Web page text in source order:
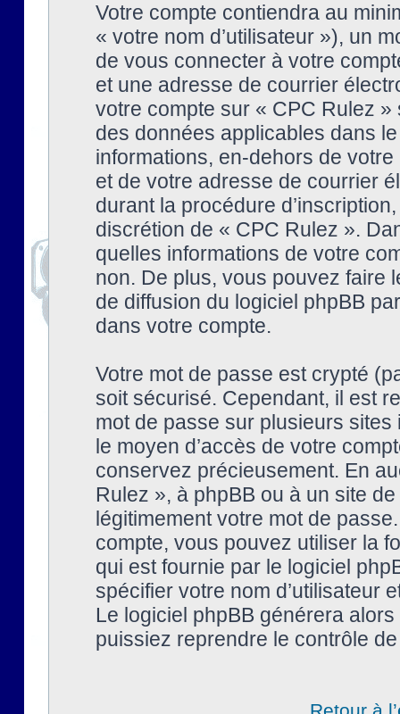
Votre compte contiendra au
« votre nom d’utilisateur »), un
de vous connecter à votre
et une adresse de courrier
votre compte sur « CPC Rulez
des données applicables dans
informations, en-dehors de
et de votre adresse de courrier
durant la procédure
discrétion de « CPC Rulez ».
quelles informations de votre
non. De plus, vous pouvez faire
de diffusion du logiciel phpBB
dans votre compte.
Votre mot de passe est crypté
soit sécurisé. Cependant, il est
mot de passe sur plusieurs
le moyen d’accès de votre
conservez précieusement. En
Rulez », à phpBB ou à un site
légitimement votre mot de
compte, vous pouvez utiliser la
qui est fournie par le logiciel
spécifier votre nom d’utilisateur
Le logiciel phpBB générera
puissiez reprendre le contrôle